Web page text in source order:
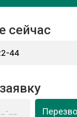
сейчас
44